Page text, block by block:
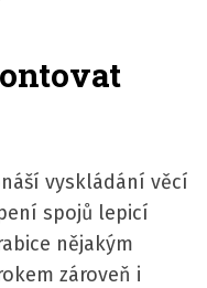
vyskládání věcí
spojů lepicí
nějakým
zároveň i